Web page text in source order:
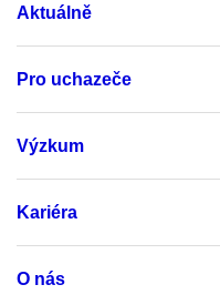
Aktuálně
Pro uchazeče
Výzkum
Kariéra
O nás